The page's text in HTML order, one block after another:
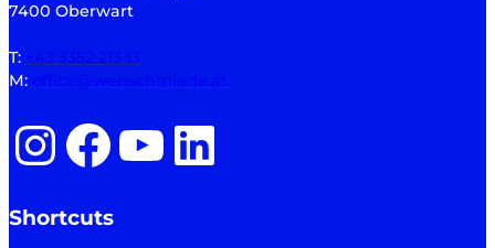
7400 Oberwart
T:
M:
InstagramFacebook YouTube LinkedIn
Shortcuts